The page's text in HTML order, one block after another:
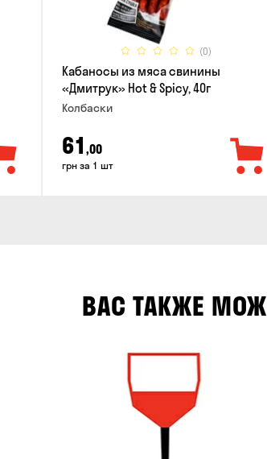
(0)
Кабаносы из мяса свинины
«Дмитрук» Hot & Spicy, 40г
Колбаски
61 ,00
грн за 1 шт
ВАС ТАКЖЕ